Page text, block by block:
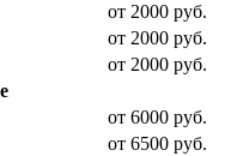
от 2000 руб.
от 2000 руб.
от 2000 руб.
от 6000 руб.
от 6500 руб.